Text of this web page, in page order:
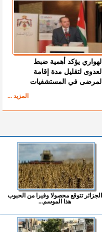
الهواري يؤكد أهمية ضبط
العدوى لتقليل مدة إقامة
المرضى في المستشفيات
المزيد ...
الجزائر تتوقع محصولا وفيرا من الحبوب
هذا الموسم...